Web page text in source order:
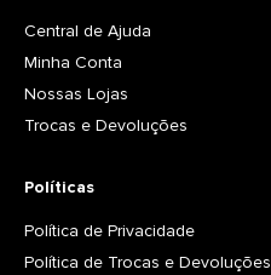
Central de Ajuda
Minha Conta
Nossas Lojas
Trocas e Devoluções
Políticas
Política de Privacidade
Política de Trocas e Devoluções